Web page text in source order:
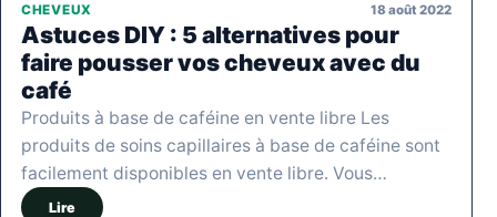
CHEVEUX 18 août 2022
Astuces DIY : 5 alternatives pour
faire pousser vos cheveux avec du
café
Produits à base de caféine en vente libre Les
produits de soins capillaires à base de caféine sont
facilement disponibles en vente libre. Vous…
Lire